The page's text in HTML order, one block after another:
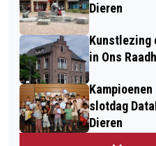
Dieren
Kunstlezing
in Ons
slotdag
Dieren